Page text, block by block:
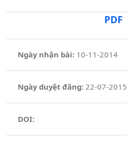
PDF
Ngày nhận bài: 10-11-2014
Ngày duyệt đăng:22-07-2015
DOI: